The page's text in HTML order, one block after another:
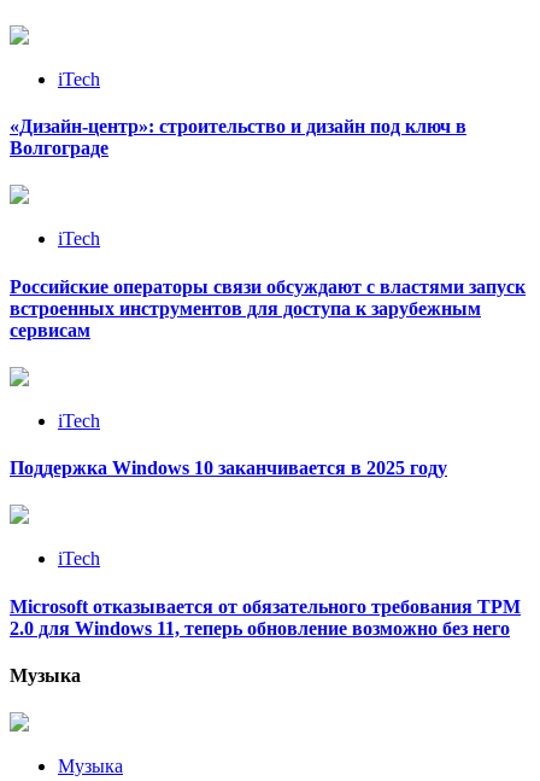
iTech
«Дизайн‑центр»: строительство и дизайн под ключ в
Волгограде
iTech
Российские операторы связи обсуждают с властями запуск
встроенных инструментов для доступа к зарубежным
сервисам
iTech
Поддержка Windows 10 заканчивается в 2025 году
iTech
Microsoft отказывается от обязательного требования TPM
2.0 для Windows 11, теперь обновление возможно без него
Музыка
Музыка